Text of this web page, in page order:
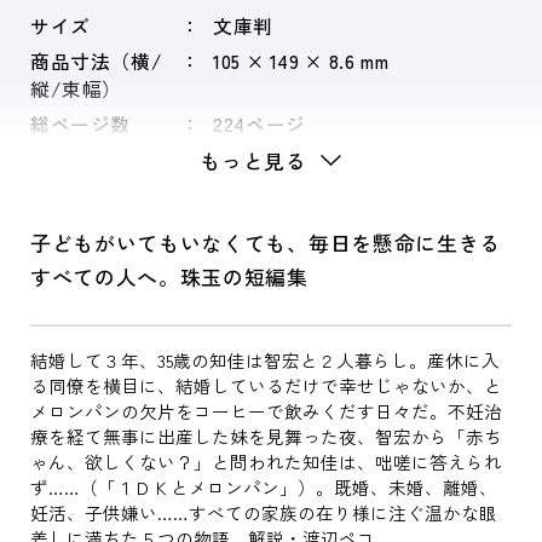
サイズ
文庫判
商品寸法（横/
縦/束幅）
105 × 149 × 8.6 mm
総ページ数 224ページ
もっと見る
子どもがいてもいなくても、毎日を懸命に生きる
すべての人へ。珠玉の短編集
結婚して３年、35歳の知佳は智宏と２人暮らし。産休に入
る同僚を横目に、結婚しているだけで幸せじゃないか、と
メロンパンの欠片をコーヒーで飲みくだす日々だ。不妊治
療を経て無事に出産した妹を見舞った夜、智宏から「赤ち
ゃん、欲しくない？」と問われた知佳は、咄嗟に答えられ
ず……（「１ＤＫとメロンパン」）。既婚、未婚、離婚、
妊活、子供嫌い……すべての家族の在り様に注ぐ温かな眼